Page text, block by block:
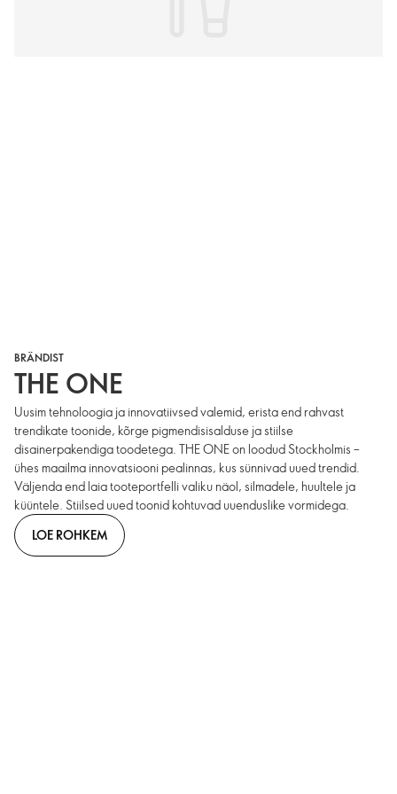
BRÄNDIST
THE ONE
Uusim tehnoloogia ja innovatiivsed valemid, erista end rahvast
trendikate toonide, kõrge pigmendisisalduse ja stiilse
disainerpakendiga toodetega. THE ONE on loodud Stockholmis –
ühes maailma innovatsiooni pealinnas, kus sünnivad uued trendid.
Väljenda end laia tooteportfelli valiku näol, silmadele, huultele ja
küüntele. Stiilsed uued toonid kohtuvad uuenduslike vormidega.
LOE ROHKEM